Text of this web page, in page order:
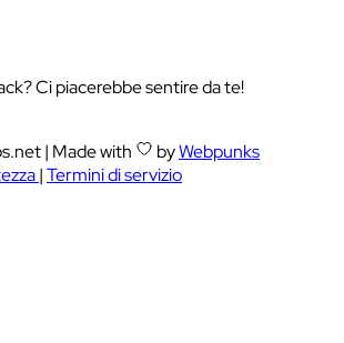
Ci piacerebbe sentire da te!
| Made with byWebpunks
|Termini di servizio